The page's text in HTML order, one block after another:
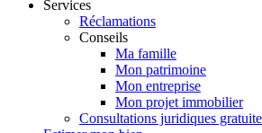
Services
Réclamations
Conseils
Ma famille
Mon patrimoine
Mon entreprise
Mon projet immobilier
Consultations juridiques